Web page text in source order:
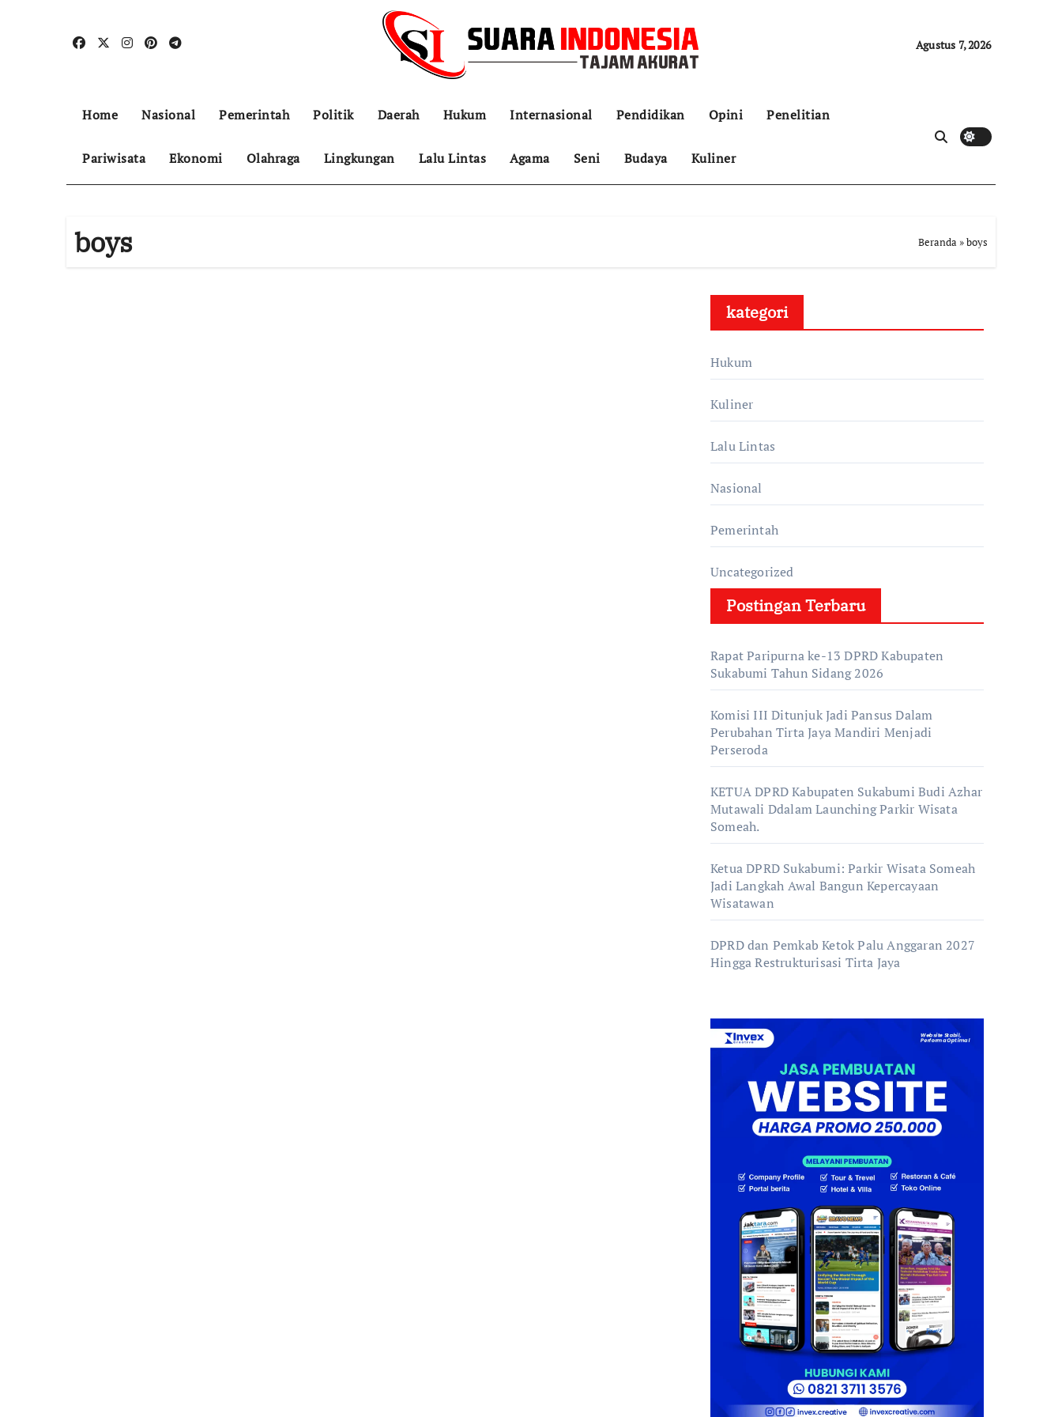
Agustus 7, 2026
Home Nasional Pemerintah Politik Daerah Hukum Internasional Pendidikan Opini Penelitian
Pariwisata Ekonomi Olahraga Lingkungan Lalu Lintas Agama Seni Budaya Kuliner
boys Beranda »boys
kategori
Hukum
Kuliner
Lalu Lintas
Nasional
Pemerintah
Uncategorized
Postingan Terbaru
Rapat Paripurna ke-13 DPRD Kabupaten
Sukabumi Tahun Sidang 2026
Komisi III Ditunjuk Jadi Pansus Dalam
Perubahan Tirta Jaya Mandiri Menjadi
Perseroda
KETUA DPRD Kabupaten Sukabumi Budi Azhar
Mutawali Ddalam Launching Parkir Wisata
Someah.
Ketua DPRD Sukabumi: Parkir Wisata Someah
Jadi Langkah Awal Bangun Kepercayaan
Wisatawan
DPRD dan Pemkab Ketok Palu Anggaran 2027
Hingga Restrukturisasi Tirta Jaya